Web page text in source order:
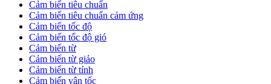
Cảm biến tiêu chuẩn
Cảm biến tiêu chuẩn cảm ứng
Cảm biến tốc độ
Cảm biến tốc độ gió
Cảm biến từ
Cảm biến từ giảo
Cảm biến từ tính
Cảm biến vận tốc